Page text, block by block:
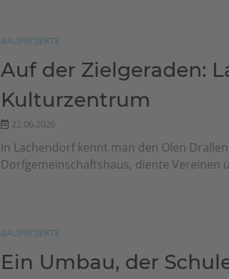
BAUPROJEKTE
Auf der Zielgeraden:
Kulturzentrum
22.06.2026
In Lachendorf kennt man den Olen
Dorfgemeinschaftshaus, diente Vereinen
BAUPROJEKTE
Ein Umbau, der